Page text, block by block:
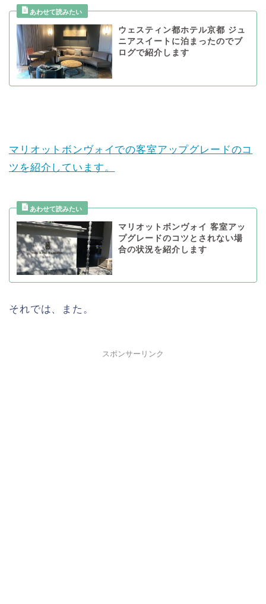
ウェスティン都ホテル京都 ジュ
ニアスイートに泊まったのでブ
ログで紹介します
マリオットボンヴォイでの客室アップグレードのコ
ツを紹介しています。
マリオットボンヴォイ 客室アッ
プグレードのコツとされない場
合の状況を紹介します
それでは、また。
スポンサーリンク